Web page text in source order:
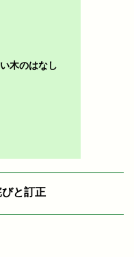
木のはなし
びと訂正